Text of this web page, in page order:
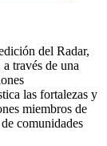
del Radar,
través de una
las fortalezas y
miembros de
comunidades